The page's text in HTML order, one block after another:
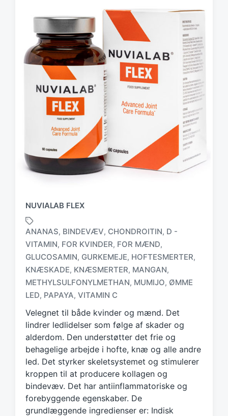
NUVIALAB FLEX
a
g
g
d
w
i
t
h
ANANAS, BINDEVÆV, CHONDROITIN, D -
VITAMIN, FOR KVINDER, FOR MÆND,
GLUCOSAMIN, GURKEMEJE, HOFTESMERTER,
KNÆSKADE, KNÆSMERTER, MANGAN,
METHYLSULFONYLMETHAN, MUMIJO, ØMME
LED, PAPAYA, VITAMIN C
Velegnet til både kvinder og mænd. Det
lindrer ledlidelser som følge af skader og
alderdom. Den understøtter det frie og
behagelige arbejde i hofte, knæ og alle andre
led. Det styrker skeletsystemet og stimulerer
kroppen til at producere kollagen og
bindevæv. Det har antiinflammatoriske og
forebyggende egenskaber. De
grundlæggende ingredienser er: Indisk